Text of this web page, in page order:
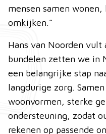
mensen samen
omkijken.”
Hans van Noorden vult
bundelen zetten we in
een belangrijke stap
langdurige zorg.
woonvormen, sterke
ondersteuning, zodat
rekenen op passende